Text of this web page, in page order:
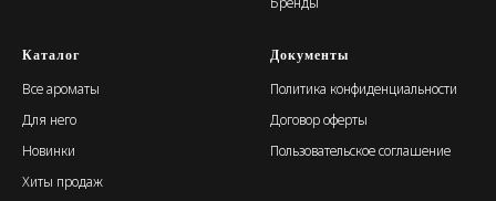
Каталог
Все ароматы
Для него
Новинки
Хиты продаж
Документы
Политика конфиденциальности
Договор оферты
Пользовательское соглашение